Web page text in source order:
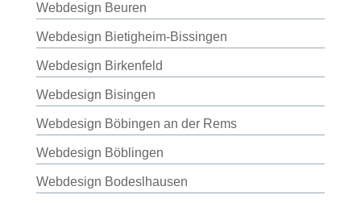
Webdesign Beuren
Webdesign Bietigheim-Bissingen
Webdesign Birkenfeld
Webdesign Bisingen
Webdesign Böbingen an der Rems
Webdesign Böblingen
Webdesign Bodeslhausen